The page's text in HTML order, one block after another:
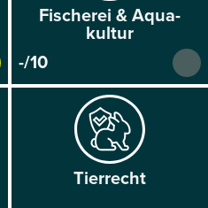
Fischerei & Aqua­
kultur
-/10
Tier­recht